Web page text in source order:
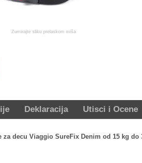
Deklaracija Utisci i Ocene
za decu Viaggio SureFix Denim od 15 kg do